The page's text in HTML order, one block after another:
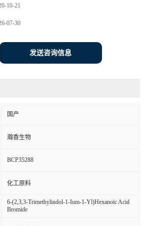
10-21
07-30
发送咨询信息
国产
瀚香生物
BCP35288
化工原料
6-(2,3,3-Trimethylindol-1-Ium-1-Yl)Hexanoic Acid
Bromide